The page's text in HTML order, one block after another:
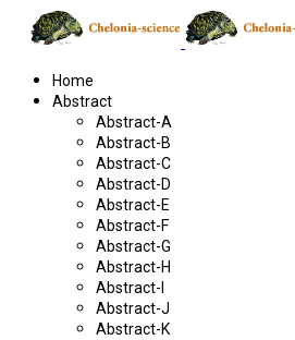
Home
Abstract
Abstract-A
Abstract-B
Abstract-C
Abstract-D
Abstract-E
Abstract-F
Abstract-G
Abstract-H
Abstract-I
Abstract-J
Abstract-K